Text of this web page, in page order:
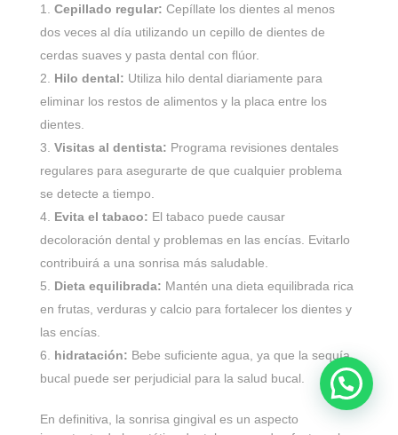
Cepillado regular: Cepíllate los dientes al menos
dos veces al día utilizando un cepillo de dientes de
cerdas suaves y pasta dental con flúor.
Hilo dental: Utiliza hilo dental diariamente para
eliminar los restos de alimentos y la placa entre los
dientes.
Visitas al dentista: Programa revisiones dentales
regulares para asegurarte de que cualquier problema
se detecte a tiempo.
Evita el tabaco: El tabaco puede causar
decoloración dental y problemas en las encías. Evitarlo
contribuirá a una sonrisa más saludable.
Dieta equilibrada: Mantén una dieta equilibrada rica
en frutas, verduras y calcio para fortalecer los dientes y
las encías.
hidratación: Bebe suficiente agua, ya que la sequía
bucal puede ser perjudicial para la salud bucal.
En definitiva, la sonrisa gingival es un aspecto